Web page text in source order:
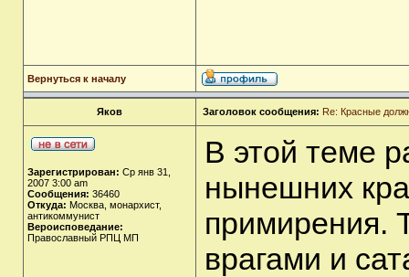
Вернуться к началу
Яков Заголовок сообщения: Re: Красные
Зарегистрирован: Ср янв 31,
2007 3:00 am
Сообщения: 36460
Откуда: Москва, монархист,
антикоммунист
Вероисповедание:
Православный РПЦ МП
В этой теме
нынешних
примирения.
врагами и